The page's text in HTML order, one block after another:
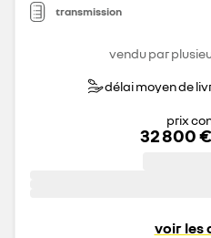
transmission
vendu par
délai moyen de
prix
32 800 €
voir les